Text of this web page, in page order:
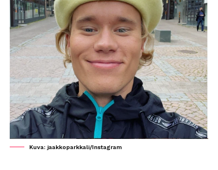
Kuva: jaakkoparkkali/Instagram